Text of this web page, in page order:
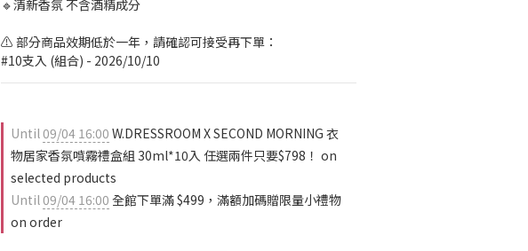
🔹清新香氛 不含酒精成分
⚠️ 部分商品效期低於一年，請確認可接受再下單：
#10支入 (組合) - 2026/10/10
Until09/04 16:00 W.DRESSROOM X SECOND MORNING 衣
物居家香氛噴霧禮盒組 30ml*10入 任選兩件只要$798！ on
selected products
Until09/04 16:00 全館下單滿 $499，滿額加碼贈限量小禮物
on order